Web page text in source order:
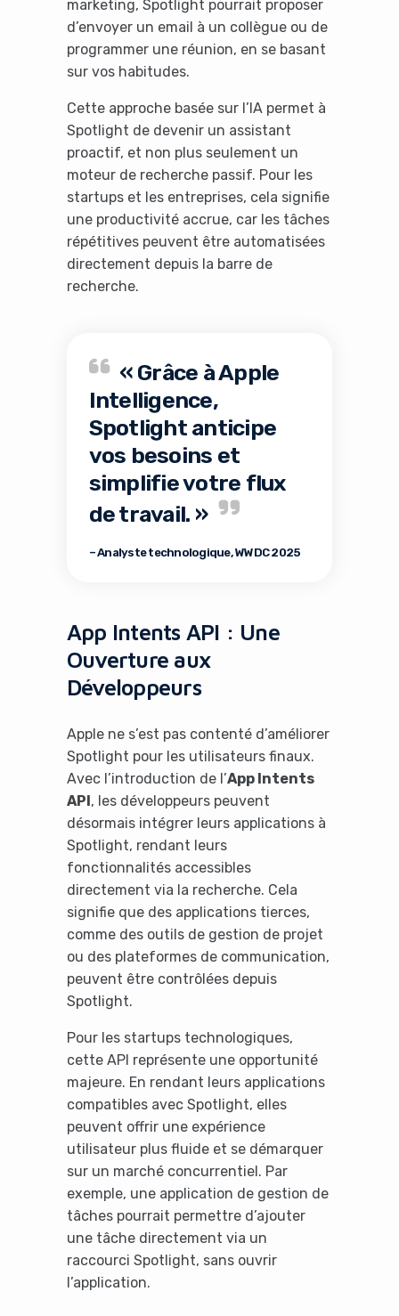
marketing, Spotlight pourrait proposer
d’envoyer un email à un collègue ou de
programmer une réunion, en se basant
sur vos habitudes.
Cette approche basée sur l’IA permet à
Spotlight de devenir un assistant
proactif, et non plus seulement un
moteur de recherche passif. Pour les
startups et les entreprises, cela signifie
une productivité accrue, car les tâches
répétitives peuvent être automatisées
directement depuis la barre de
recherche.
« Grâce à Apple
Intelligence,
Spotlight anticipe
vos besoins et
simplifie votre flux
de travail. »
– Analyste technologique, WWDC 2025
App Intents API : Une
Ouverture aux
Développeurs
Apple ne s’est pas contenté d’améliorer
Spotlight pour les utilisateurs finaux.
Avec l’introduction de l’App Intents
API, les développeurs peuvent
désormais intégrer leurs applications à
Spotlight, rendant leurs
fonctionnalités accessibles
directement via la recherche. Cela
signifie que des applications tierces,
comme des outils de gestion de projet
ou des plateformes de communication,
peuvent être contrôlées depuis
Spotlight.
Pour les startups technologiques,
cette API représente une opportunité
majeure. En rendant leurs applications
compatibles avec Spotlight, elles
peuvent offrir une expérience
utilisateur plus fluide et se démarquer
sur un marché concurrentiel. Par
exemple, une application de gestion de
tâches pourrait permettre d’ajouter
une tâche directement via un
raccourci Spotlight, sans ouvrir
l’application.